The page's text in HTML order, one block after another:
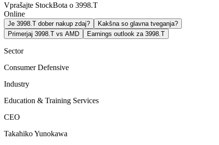
Vprašajte StockBota o 3998.T
Online
Je 3998.T dober nakup zdaj?
Kakšna so glavna tveganja?
Primerjaj 3998.T vs AMD
Earnings outlook za 3998.T
Sector
Consumer Defensive
Industry
Education & Training Services
CEO
Takahiko Yunokawa